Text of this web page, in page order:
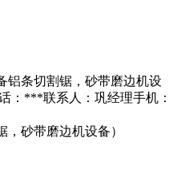
铝条切割锯，砂带磨边机设
：***联系人：巩经理手机：
砂带磨边机设备）